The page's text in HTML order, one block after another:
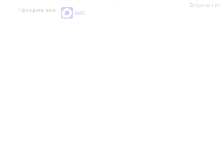
Напишите нам:
MAX
Вопросы